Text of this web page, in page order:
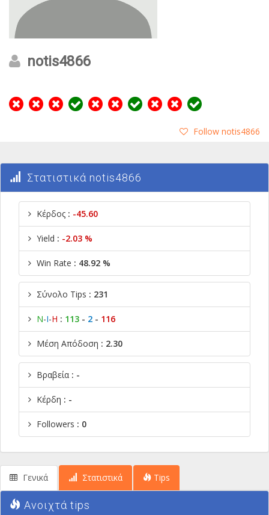
notis4866
Follow notis4866
Στατιστικά notis4866
Κέρδος : -45.60
Yield : -2.03 %
Win Rate : 48.92 %
Σύνολο Tips : 231
Ν-Ι-Η : 113 - 2 - 116
Μέση Απόδοση : 2.30
Βραβεία : -
Κέρδη : -
Followers : 0
Γενικά Στατιστικά Tips
Ανοιχτά tips